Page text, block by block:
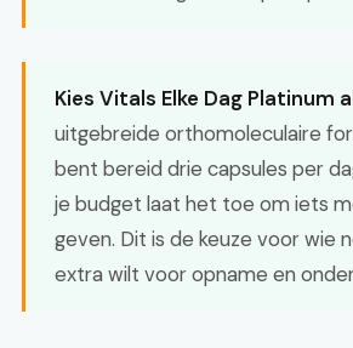
Kies Vitals Elke Dag Platinum
uitgebreide orthomoleculaire
bent bereid drie capsules per
je budget laat het toe om iets
geven. Dit is de keuze voor wie
extra wilt voor opname en